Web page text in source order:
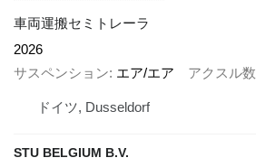
車両運搬セミトレーラ
2026
サスペンション エア/エア アクスル数
ドイツ, Dusseldorf
STU BELGIUM B.V.